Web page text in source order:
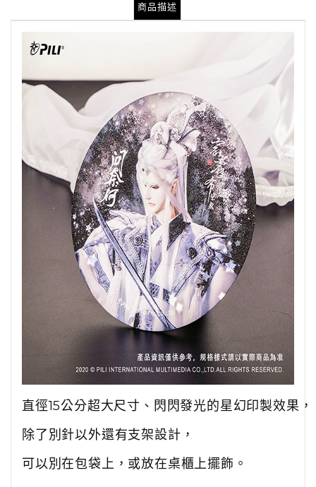
商品描述
直徑15公分超大尺寸、閃閃發光的星幻印製效果，
除了別針以外還有支架設計，
可以別在包袋上，或放在桌櫃上擺飾。